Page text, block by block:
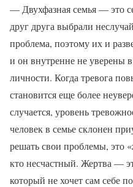
— Двухфазная семья — это
друг друга выбрали
проблема, поэтому их и
и он внутренне не уверены
личности. Когда тревога
становится еще более
случается, уровень
человек в семье склонен
решать свои проблемы, это
кто несчастный. Жертва —
который не хочет сам себе